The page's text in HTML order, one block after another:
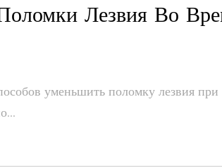
Лезвия Во
уменьшить поломку лезвия при